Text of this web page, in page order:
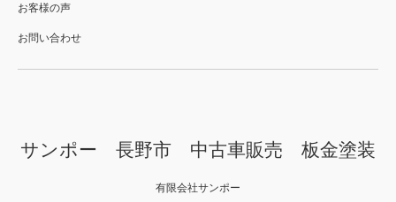
お客様の声
お問い合わせ
サンポー 長野市 中古車販売 板金塗装
有限会社サンポー